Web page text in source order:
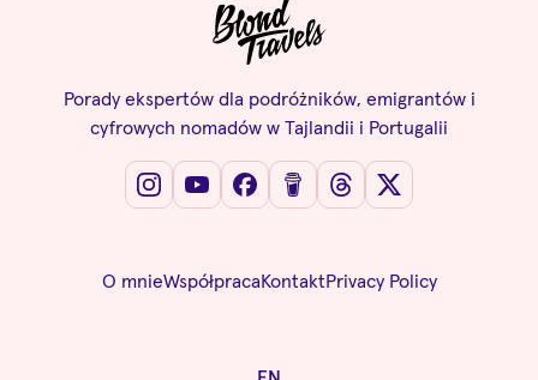
Porady ekspertów dla podróżników, emigrantów i
cyfrowych nomadów w Tajlandii i Portugalii
O mnieWspółpracaKontaktPrivacy Policy